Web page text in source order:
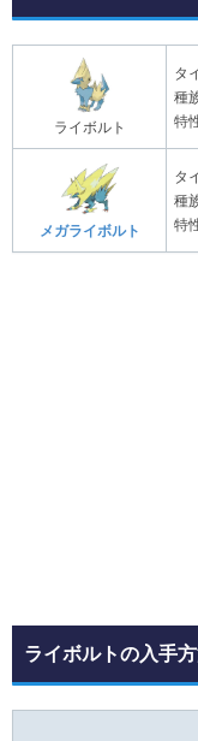
ライボルト
タ
種
特
メガライボルト
タ
種
特
ライボルトの入手